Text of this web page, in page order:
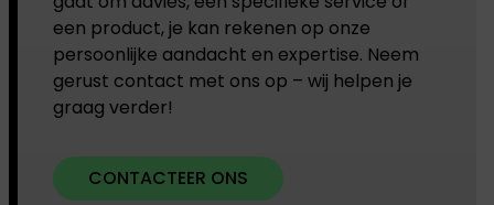
een product, je kan rekenen op onze
persoonlijke aandacht en expertise. Neem
gerust contact met ons op – wij helpen je
graag verder!
CONTACTEER ONS